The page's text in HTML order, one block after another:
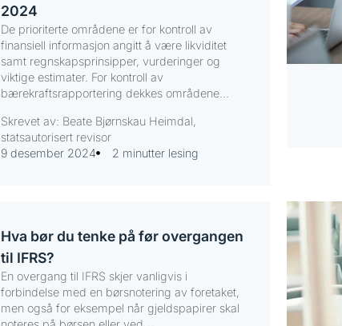
2024
De prioriterte områdene er for kontroll av
finansiell informasjon angitt å være likviditet
samt regnskapsprinsipper, vurderinger og
viktige estimater. For kontroll av
bærekraftsrapportering dekkes områdene...
Skrevet av: Beate Bjørnskau Heimdal,
statsautorisert revisor
9 desember 2024
2 minutter lesing
Hva bør du tenke på før overgangen
til IFRS?
En overgang til IFRS skjer vanligvis i
forbindelse med en børsnotering av foretaket,
men også for eksempel når gjeldspapirer skal